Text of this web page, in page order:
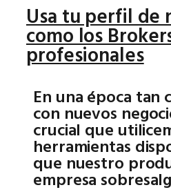
Usa tu perfil de
como los
profesionales
En una época tan
con nuevos
crucial que
herramientas
que nuestro
empresa